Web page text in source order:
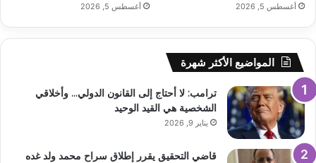
أغسطس 5, 2026 أغسطس 5, 2026
المواضيع الأكثر شهرة
ترامب: لا أحتاج إلى القانون الدولي… وأخلاقي
الشخصية هي القيد الوحيد
يناير 9, 2026
قاضي التحقيق يقرر إطلاق سراح محمد ولد غده